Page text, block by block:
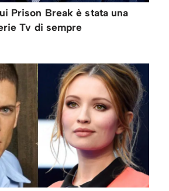
Prison Break è stata una
Tv di sempre